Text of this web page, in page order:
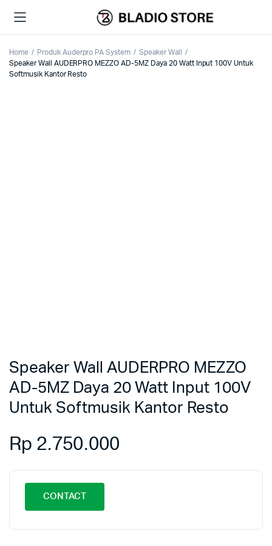
Home Produk Auderpro PA System
Speaker Wall
Speaker Wall AUDERPRO MEZZO AD-5MZ Daya 20 Watt Input 100V Untuk
Softmusik Kantor Resto
Speaker Wall AUDERPRO MEZZO
AD-5MZ Daya 20 Watt Input 100V
Untuk Softmusik Kantor Resto
Rp 2.750.000
CONTACT